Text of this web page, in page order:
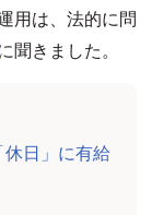
用は、法的に問
聞きました。
日」に有給